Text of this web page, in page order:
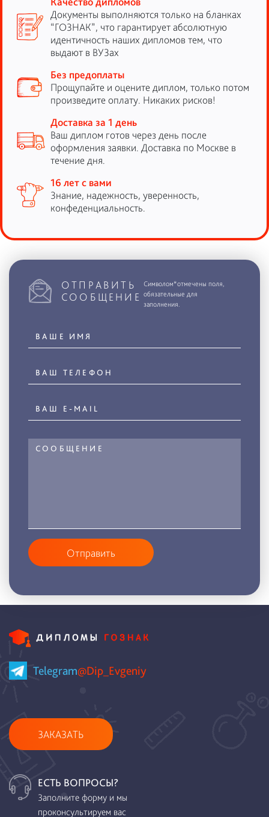
Документы выполняются только на бланках
“ГОЗНАК”, что гарантирует абсолютную
идентичность наших дипломов тем, что
выдают в ВУЗах
Без предоплаты
Прощупайте и оцените диплом, только потом
произведите оплату. Никаких рисков!
Доставка за 1 день
Ваш диплом готов через день после
оформления заявки. Доставка по Москве в
течение дня.
16 лет с вами
Знание, надежность, уверенность,
конфеденциальность.
ОТПРАВИТЬ
СООБЩЕНИЕ
Символом*отмечены поля,
обязательные для
заполнения.
Отправить
Telegram@Dip_Evgeniy
ЗАКАЗАТЬ
ЕСТЬ ВОПРОСЫ?
Заполните форму и мы
проконсультируем вас